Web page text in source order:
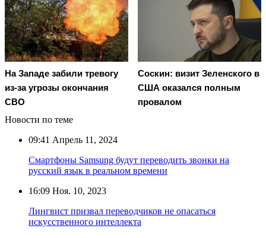
На Западе забили тревогу
из-за угрозы окончания
СВО
Соскин: визит Зеленского в
США оказался полным
провалом
Новости по теме
09:41 Апрель 11, 2024
Смартфоны Samsung будут переводить звонки на
русский язык в реальном времени
16:09 Ноя. 10, 2023
Лингвист призвал переводчиков не опасаться
искусственного интеллекта